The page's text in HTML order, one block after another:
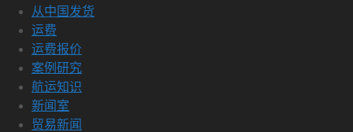
从中国发货
运费
运费报价
案例研究
航运知识
新闻室
贸易新闻